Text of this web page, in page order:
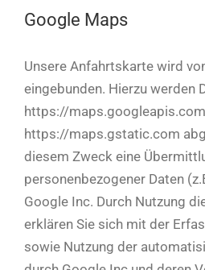
Google Maps
Unsere Anfahrtskarte wird
eingebunden. Hierzu werden
https://
https://maps.gstatic.com
diesem Zweck eine
personenbezogener Daten
Google Inc. Durch Nutzung
erklären Sie sich mit der
sowie Nutzung der